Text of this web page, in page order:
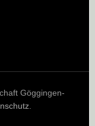
Göggingen-
.